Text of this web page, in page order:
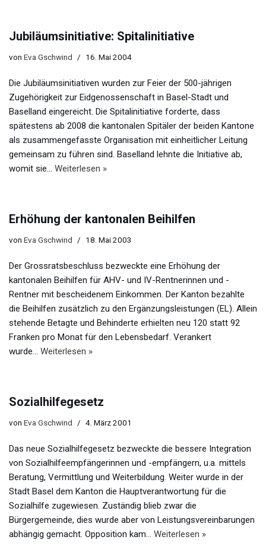
Jubiläumsinitiative: Spitalinitiative
von Eva Gschwind 16. Mai 2004
Die Jubiläumsinitiativen wurden zur Feier der 500-jährigen
Zugehörigkeit zur Eidgenossenschaft in Basel-Stadt und
Baselland eingereicht. Die Spitalinitiative forderte, dass
spätestens ab 2008 die kantonalen Spitäler der beiden Kantone
als zusammengefasste Organisation mit einheitlicher Leitung
gemeinsam zu führen sind. Baselland lehnte die Initiative ab,
womit sie… Weiterlesen »
Erhöhung der kantonalen Beihilfen
von Eva Gschwind 18. Mai 2003
Der Grossratsbeschluss bezweckte eine Erhöhung der
kantonalen Beihilfen für AHV- und IV-Rentnerinnen und -
Rentner mit bescheidenem Einkommen. Der Kanton bezahlte
die Beihilfen zusätzlich zu den Ergänzungsleistungen (EL). Allein
stehende Betagte und Behinderte erhielten neu 120 statt 92
Franken pro Monat für den Lebensbedarf. Verankert
wurde… Weiterlesen »
Sozialhilfegesetz
von Eva Gschwind 4. März 2001
Das neue Sozialhilfegesetz bezweckte die bessere Integration
von Sozialhilfeempfängerinnen und -empfängern, u.a. mittels
Beratung, Vermittlung und Weiterbildung. Weiter wurde in der
Stadt Basel dem Kanton die Hauptverantwortung für die
Sozialhilfe zugewiesen. Zuständig blieb zwar die
Bürgergemeinde, dies wurde aber von Leistungsvereinbarungen
abhängig gemacht. Opposition kam… Weiterlesen »